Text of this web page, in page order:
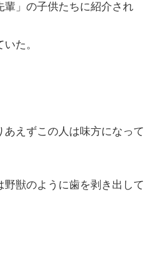
」の子供たちに紹介され
た。
えずこの人は味方になって
獣のように歯を剥き出して